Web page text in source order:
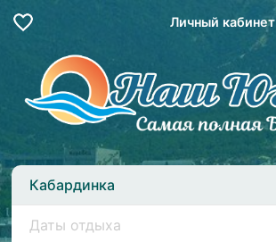
Личный кабинет
Кабардинка